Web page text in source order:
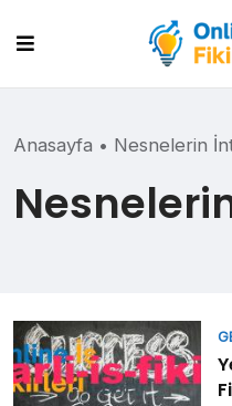
content
Anasayfa • Nesnelerin